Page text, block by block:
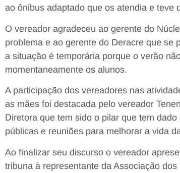
ao ônibus adaptado que os atendia e teve
O vereador agradeceu ao gerente do
problema e ao gerente do Deracre que se
a situação é temporária porque o verão
momentaneamente os alunos.
A participação dos vereadores nas
as mães foi destacada pelo vereador
Diretora que tem sido o pilar que tem
públicas e reuniões para melhorar a vida
Ao finalizar seu discurso o vereador
tribuna à representante da Associação